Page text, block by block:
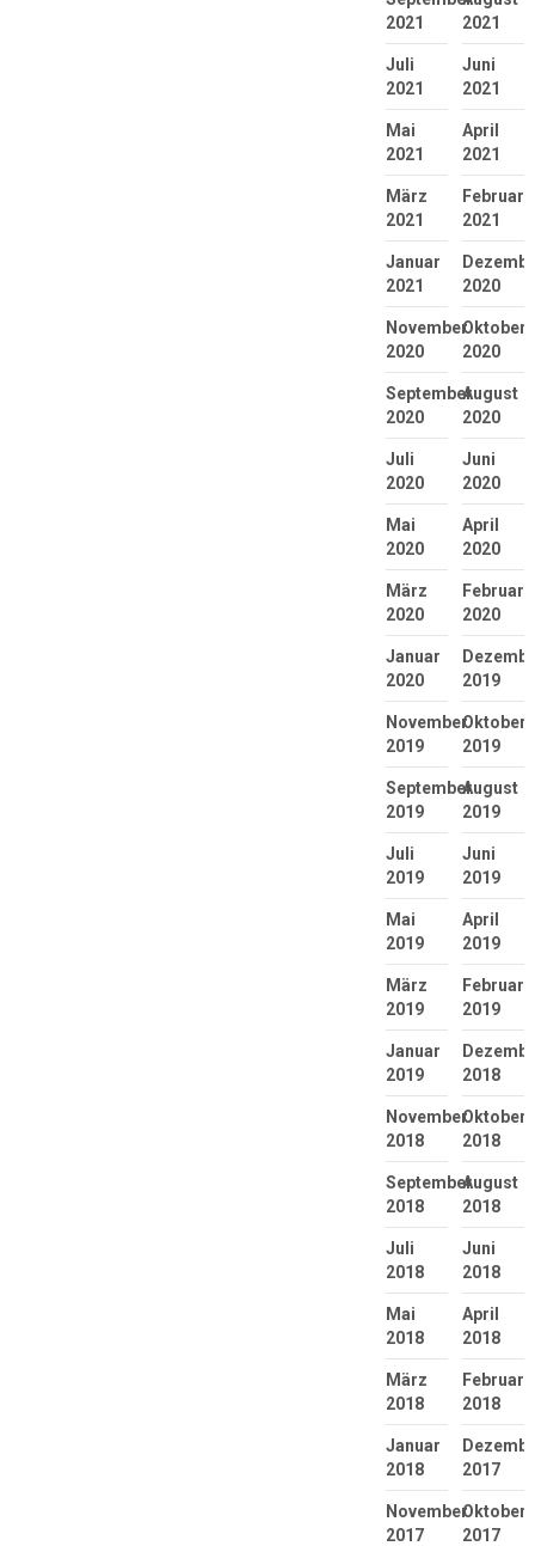
2021
2021
Juli
2021
Juni
2021
Mai
2021
April
2021
März
2021
Februar
2021
Januar
2021
2020
November
2020
Oktober
2020
September
2020
August
2020
Juli
2020
Juni
2020
Mai
2020
April
2020
März
2020
Februar
2020
Januar
2020
2019
November
2019
Oktober
2019
September
2019
August
2019
Juli
2019
Juni
2019
Mai
2019
April
2019
März
2019
Februar
2019
Januar
2019
2018
November
2018
Oktober
2018
September
2018
August
2018
Juli
2018
Juni
2018
Mai
2018
April
2018
März
2018
Februar
2018
Januar
2018
2017
November
2017
Oktober
2017